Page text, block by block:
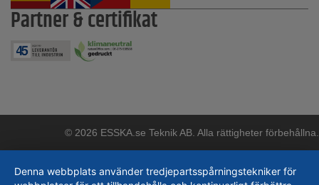
Partner & certifikat
© 2026 ESSKA.se Teknik AB. Alla rättigheter förbehållna.
Denna webbplats använder tredjepartsspårningstekniker för